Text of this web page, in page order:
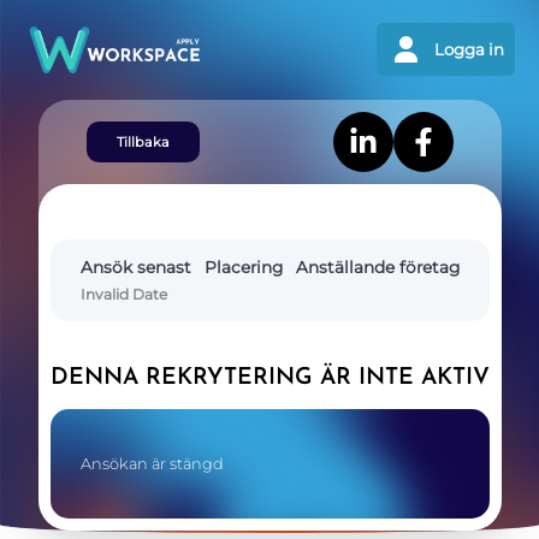
Logga in
Tillbaka
Ansök senast
Invalid Date
Placering Anställande företag
DENNA REKRYTERING ÄR INTE AKTIV
Ansökan är stängd